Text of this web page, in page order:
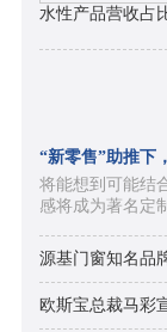
水性产品营收占
“新零售”助推下
将能想到可能结
感将成为著名定
源基门窗知名品
欧斯宝总裁马彩